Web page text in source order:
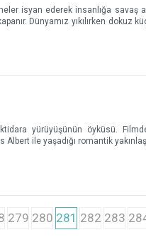
isyan ederek insanlığa savaş
Dünyamız yıkılırken dokuz
yürüyüşünün öyküsü.
Albert ile yaşadığı romantik
279 280 281 282 283